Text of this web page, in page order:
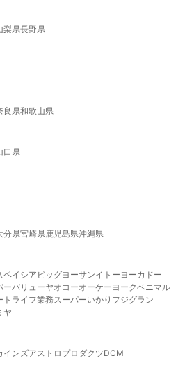
梨県長野県
良県和歌山県
口県
分県宮崎県鹿児島県沖縄県
ベイシア ビッグヨーサンイトーヨーカドー
ーバリューヤオコーオーケー ヨークベニマル
ト ライフ業務スーパーいかり フジグラン
ヤ
インズアストロプロダクツDCM